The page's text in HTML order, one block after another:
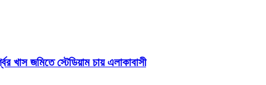
খাস জমিতে স্টেডিয়াম চায় এলাকাবাসী